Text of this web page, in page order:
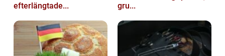
efterlängtade...
gru...